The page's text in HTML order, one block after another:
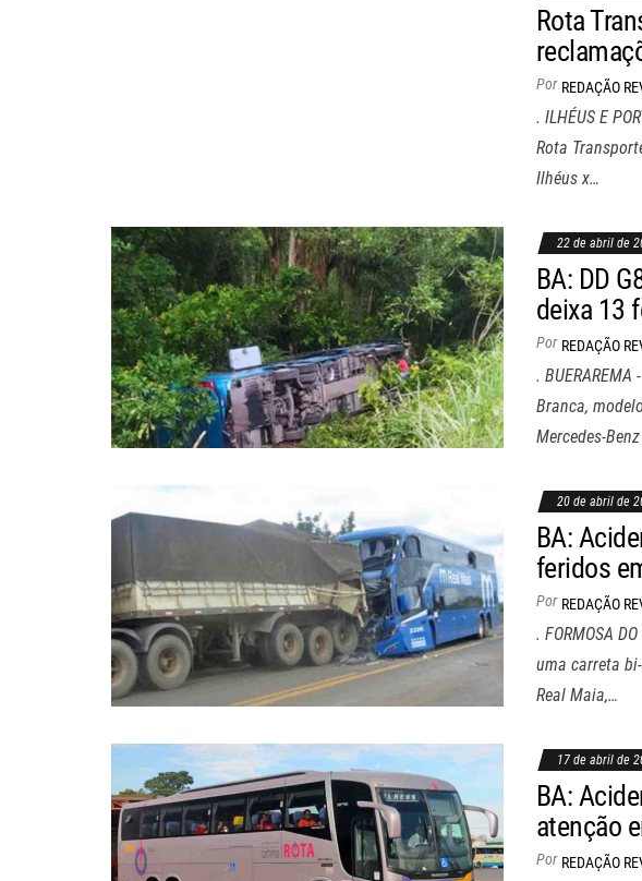
Rota
Por REDAÇÃO
. ILHÉUS E
Rota
Ilhéus x…
22 de abril de
BA: DD
deixa 13
Por REDAÇÃO
.
Branca,
Mercedes-
20 de abril de
BA:
feridos
Por REDAÇÃO
. FORMOSA
uma carreta
Real Maia,…
17 de abril de
BA:
atenção
Por REDAÇÃO